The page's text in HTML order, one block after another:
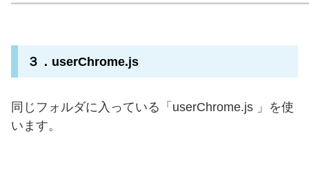
３．userChrome.js
同じフォルダに入っている「userChrome.js 」を使
います。